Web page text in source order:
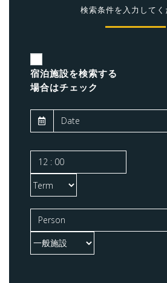
検索条件を入力してく
宿泊施設を検索する
場合はチェック